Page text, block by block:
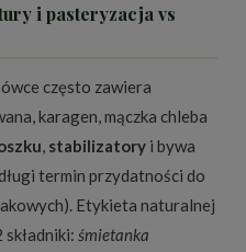
i pasteryzacja vs
często zawiera
karagen, mączka chleba
stabilizatory i bywa
termin przydatności do
Etykieta naturalnej
śmietanka